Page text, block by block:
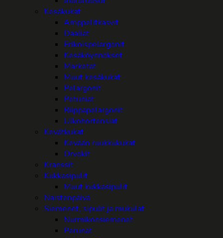
Kesäkukat
Amppelitkasvit
Daaliat
Erikoispelargonit
Kesäköynnökset
Marketat
Muut kesäkukat
Pelargonit
Petuniat
Riippapelargonit
Ulkohortensiat
Kevätkukat
Kevään ruukkukukat
Orvokit
Kranssit
Kukkasipulit
Muut kukkasipulit
Naistenpäivä
Siemenet, sipulit ja mukulat
Nurmikonsiemenet
Perunat